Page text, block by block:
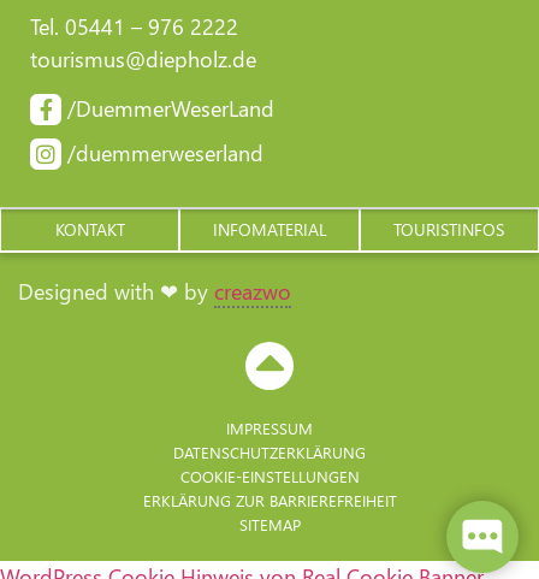
Tel. 05441 – 976 2222
tourismus@diepholz.de
/DuemmerWeserLand
/duemmerweserland
KONTAKT INFOMATERIAL TOURISTINFOS
Designed with ❤ by creazwo
IMPRESSUM
DATENSCHUTZERKLÄRUNG
COOKIE-EINSTELLUNGEN
ERKLÄRUNG ZUR BARRIERE­FREIHEIT
SITEMAP